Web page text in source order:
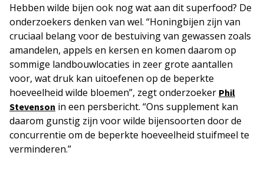
Hebben wilde bijen ook nog wat aan dit superfood? De
onderzoekers denken van wel. “Honingbijen zijn van
cruciaal belang voor de bestuiving van gewassen zoals
amandelen, appels en kersen en komen daarom op
sommige landbouwlocaties in zeer grote aantallen
voor, wat druk kan uitoefenen op de beperkte
hoeveelheid wilde bloemen”, zegt onderzoeker Phil
Stevenson in een persbericht. “Ons supplement kan
daarom gunstig zijn voor wilde bijensoorten door de
concurrentie om de beperkte hoeveelheid stuifmeel te
verminderen.”